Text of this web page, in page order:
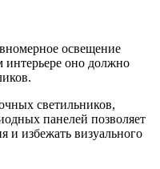
освещение
оно должно
светильников,
панелей позволяет
и избежать визуального